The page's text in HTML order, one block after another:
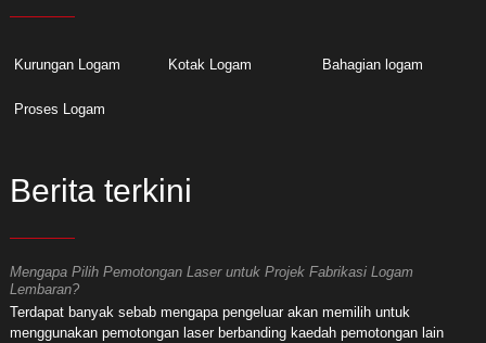
Kurungan Logam Kotak Logam Bahagian logam
Proses Logam
Berita terkini
Mengapa Pilih Pemotongan Laser untuk Projek Fabrikasi Logam
Lembaran?
Terdapat banyak sebab mengapa pengeluar akan memilih untuk
menggunakan pemotongan laser berbanding kaedah pemotongan lain